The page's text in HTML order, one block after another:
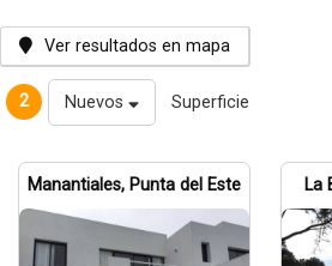
Recordar
INGRESAR
Ver resultados en mapa
2 Nuevos Superficie
Manantiales, Punta del Este La